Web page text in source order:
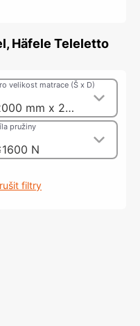
Häfele Teleletto
2000 mm x 2000 mm
velikost matrace (Š x D)
N
pružiny
filtry